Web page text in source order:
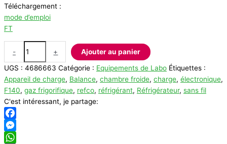
Téléchargement :
mode d’emploi
FT
-
Appareil
de
charge
électronique
REFCO
+
Ajouter au panier
UGS : 4686663 Catégorie : Equipements de Labo Étiquettes :
Appareil de charge, Balance, chambre froide, charge, électronique,
F140, gaz frigorifique, refco, réfrigérant, Réfrigérateur, sans fil
C'est intéressant, je partage:
Facebook
Messenger